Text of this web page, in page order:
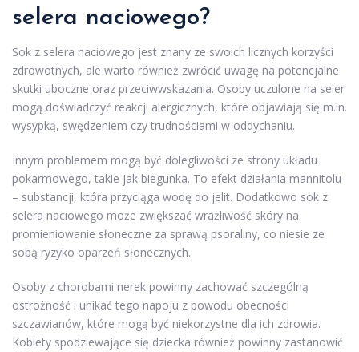
selera naciowego?
Sok z selera naciowego jest znany ze swoich licznych korzyści
zdrowotnych, ale warto również zwrócić uwagę na potencjalne
skutki uboczne oraz przeciwwskazania. Osoby uczulone na seler
mogą doświadczyć reakcji alergicznych, które objawiają się m.in.
wysypką, swędzeniem czy trudnościami w oddychaniu.
Innym problemem mogą być dolegliwości ze strony układu
pokarmowego, takie jak biegunka. To efekt działania mannitolu
– substancji, która przyciąga wodę do jelit. Dodatkowo sok z
selera naciowego może zwiększać wrażliwość skóry na
promieniowanie słoneczne za sprawą psoraliny, co niesie ze
sobą ryzyko oparzeń słonecznych.
Osoby z chorobami nerek powinny zachować szczególną
ostrożność i unikać tego napoju z powodu obecności
szczawianów, które mogą być niekorzystne dla ich zdrowia.
Kobiety spodziewające się dziecka również powinny zastanowić